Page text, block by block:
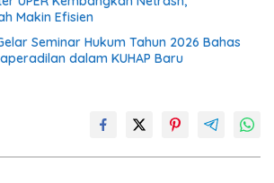
Makin Efisien
Seminar Hukum Tahun 2026 Bahas
dalam KUHAP Baru